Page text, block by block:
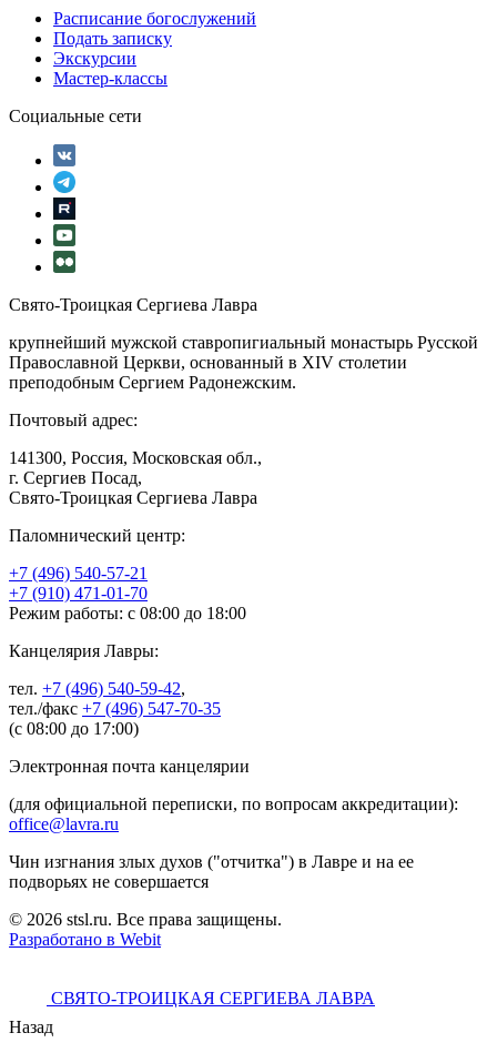
Расписание богослужений
Подать записку
Экскурсии
Мастер-классы
Социальные сети
Свято-Троицкая Сергиева Лавра
крупнейший мужской ставропигиальный монастырь Русской
Православной Церкви, основанный в XIV столетии
преподобным Сергием Радонежским.
Почтовый адрес:
141300, Россия, Московская обл.,
г. Сергиев Посад,
Свято-Троицкая Сергиева Лавра
Паломнический центр:
+7 (496) 540-57-21
+7 (910) 471-01-70
Режим работы: с 08:00 до 18:00
Канцелярия Лавры:
тел. +7 (496) 540-59-42,
тел./факс +7 (496) 547-70-35
(с 08:00 до 17:00)
Электронная почта канцелярии
(для официальной переписки, по вопросам аккредитации):
office@lavra.ru
Чин изгнания злых духов ("отчитка") в Лавре и на ее
подворьях не совершается
© 2026 stsl.ru. Все права защищены.
Разработано в Webit
СВЯТО-ТРОИЦКАЯ СЕРГИЕВА ЛАВРА
Назад